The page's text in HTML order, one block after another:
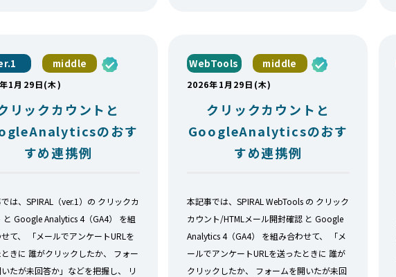
middle
1月29日(木)
リックカウントと
のおす
すめ連携例
は、SPIRAL（ver.1）の クリックカ
と Google Analytics 4（GA4） を組
て、 「メールでアンケートURLを
きに 誰がクリックしたか、 フォー
たが未回答か」などを把握し、 リ
WebTools middle
2026年1月29日(木)
クリックカウントと
GoogleAnalyticsのおす
すめ連携例
本記事では、SPIRAL WebTools の クリック
カウント/HTMLメール開封確認 と Google
Analytics 4（GA4） を組み合わせて、 「メ
ールでアンケートURLを送ったときに 誰が
クリックしたか、 フォームを開いたが未回